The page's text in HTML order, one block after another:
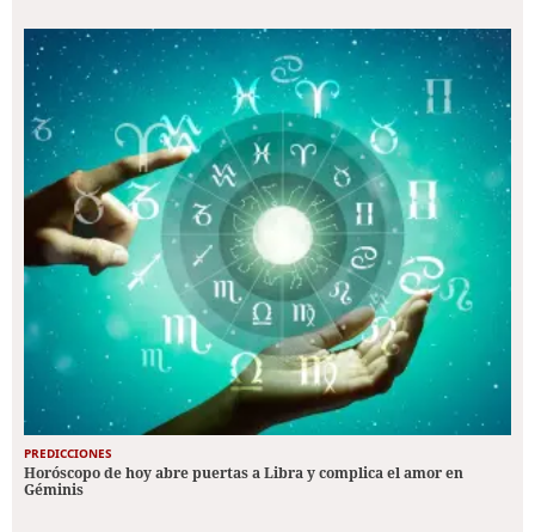
PREDICCIONES
Horóscopo de hoy abre puertas a Libra y complica el amor en
Géminis